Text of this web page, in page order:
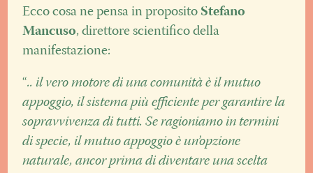
Ecco cosa ne pensa in propositoStefano
Mancuso, direttore scientifico della
manifestazione:
“.. il vero motore di una comunità è il mutuo
appoggio, il sistema più efficiente per garantire la
sopravvivenza di tutti. Se ragioniamo in termini
di specie, il mutuo appoggio è un’opzione
naturale, ancor prima di diventare una scelta